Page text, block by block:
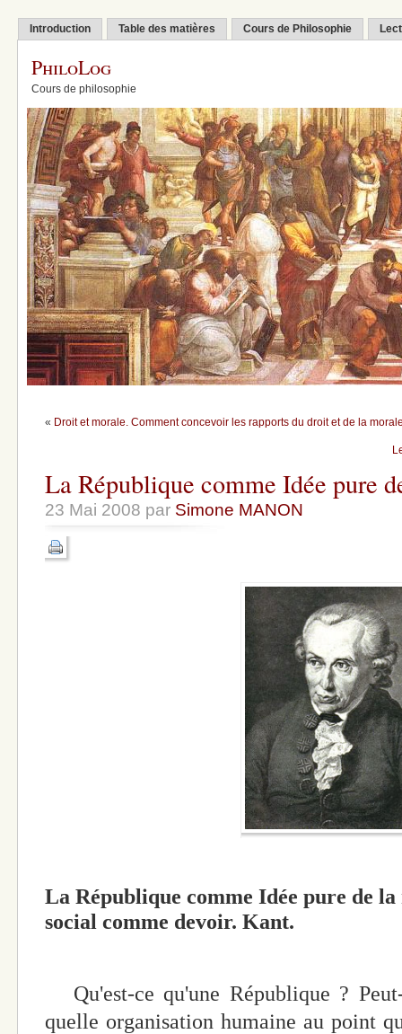
Introduction Table des matières Cours de Philosophie
PhiloLog
Cours de philosophie
« Droit et morale. Comment concevoir les rapports du droit et de la
La République comme Idée pure
23 Mai 2008 par Simone MANON
La République comme Idée pure de
social comme devoir. Kant.
Qu'est-ce qu'une République ?
quelle organisation humaine au point